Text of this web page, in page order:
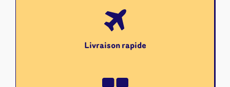
Livraison rapide